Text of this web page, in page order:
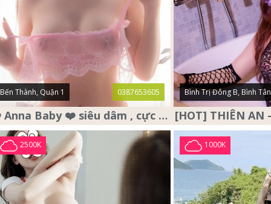
Bến Thành, Quận 1 0387653605
❤️ Anna Baby ❤️ siêu dâm , cực dâm và sở hữu cặp vú đẹp nhức
Bình Trị Đông B, Bình Tân
2500K 1000K